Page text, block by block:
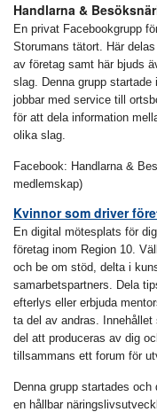
Handlarna &
En privat Facebookgrupp
Storumans tätort. Här
av företag samt här bjuds
slag. Denna grupp
jobbar med service till
för att dela information
olika slag.
Facebook: Handlarna &
medlemskap)
Kvinnor som driver
En digital mötesplats för
företag inom Region 10.
och be om stöd, delta i
samarbetspartners. Dela
efterlys eller erbjuda
ta del av andras.
del att produceras av dig
tillsammans ett forum för
Denna grupp startades
en hållbar